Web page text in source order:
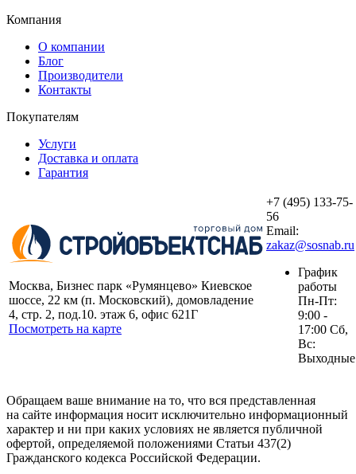
Компания
О компании
Блог
Производители
Контакты
Покупателям
Услуги
Доставка и оплата
Гарантия
Москва, Бизнес парк «Румянцево» Киевское
шоссе, 22 км (п. Московский), домовладение
4, стр. 2, под.10. этаж 6, офис 621Г
Посмотреть на карте
+7 (495) 133-75-
56
Email:
zakaz@sosnab.ru
График
работы
Пн-Пт:
9:00 -
17:00 Сб,
Вс:
Выходные
Обращаем ваше внимание на то, что вся представленная
на сайте информация носит исключительно информационный
характер и ни при каких условиях не является публичной
офертой, определяемой положениями Статьи 437(2)
Гражданского кодекса Российской Федерации.